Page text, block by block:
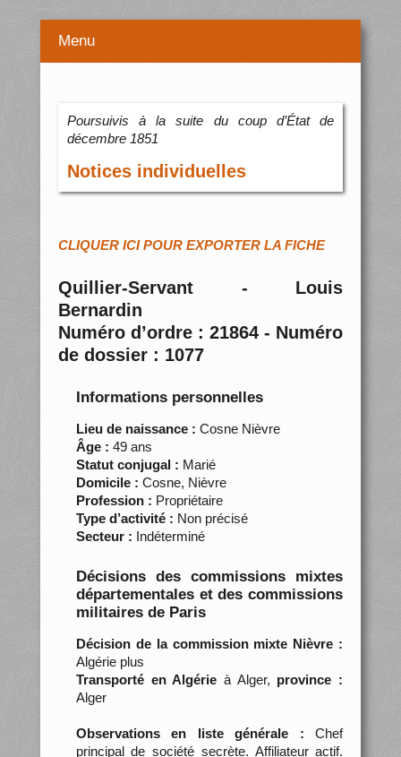
Menu
Poursuivis à la suite du coup d’État de
décembre 1851
Notices individuelles
CLIQUER ICI POUR EXPORTER LA FICHE
Quillier-Servant - Louis
Bernardin
Numéro d’ordre : 21864 - Numéro
de dossier : 1077
Informations personnelles
Lieu de naissance : Cosne Nièvre
Âge : 49 ans
Statut conjugal : Marié
Domicile : Cosne, Nièvre
Profession : Propriétaire
Type d’activité : Non précisé
Secteur : Indéterminé
Décisions des commissions mixtes
départementales et des commissions
militaires de Paris
Décision de la commission mixte Nièvre :
Algérie plus
Transporté en Algérie à Alger, province :
Alger
Observations en liste générale : Chef
principal de société secrète. Affiliateur actif.